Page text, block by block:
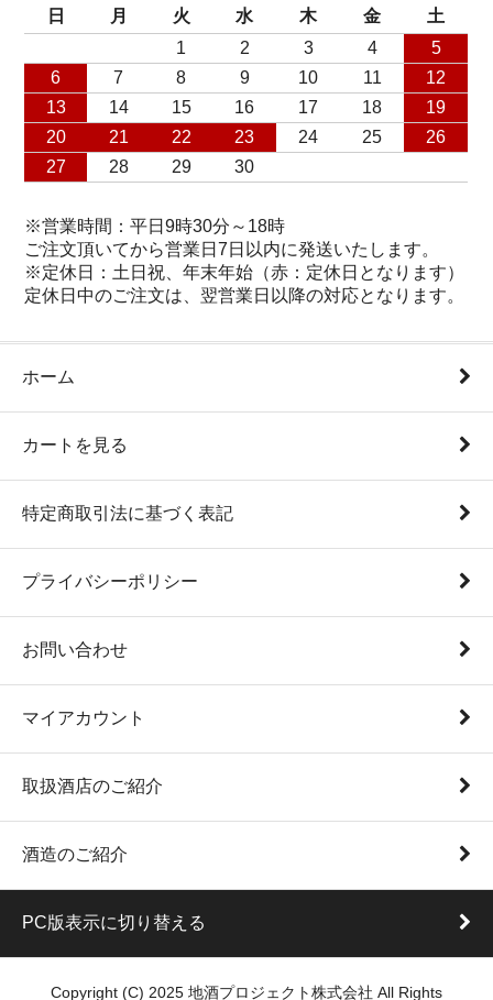
日
月 火 水 木 金
土
1
2 3 4
5
6
7 8 9 10 11
12
13
14 15 16 17 18
19
20
21 22 23 24 25
26
27
28 29 30
※営業時間：平日9時30分～18時
ご注文頂いてから営業日7日以内に発送いたします。
※定休日：土日祝、年末年始（赤：定休日となります）
定休日中のご注文は、翌営業日以降の対応となります。
ホーム
カートを見る
特定商取引法に基づく表記
プライバシーポリシー
お問い合わせ
マイアカウント
取扱酒店のご紹介
酒造のご紹介
PC版表示に切り替える
Copyright (C) 2025 地酒プロジェクト株式会社 All Rights